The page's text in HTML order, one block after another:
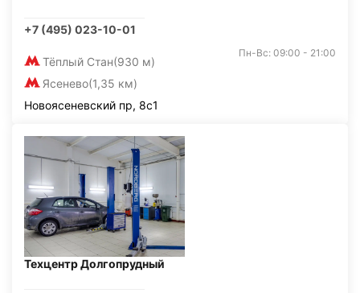
+7 (495) 023-10-01
Тёплый Стан(930 м)
Ясенево(1,35 км)
Пн-Вс: 09:00 - 21:00
Новоясеневский пр, 8с1
Техцентр Долгопрудный